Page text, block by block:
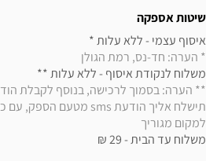
שיטות אספקה
איסוף עצמי - ללא עלות *
* הערה: חד-נס, רמת הגולן
משלוח לנקודת איסוף - ללא עלות **
למקום מגוריך
משלוח עד הבית - 29 ₪